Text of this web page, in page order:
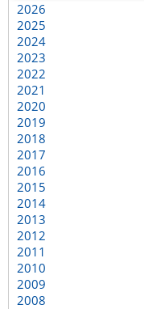
2026
2025
2024
2023
2022
2021
2020
2019
2018
2017
2016
2015
2014
2013
2012
2011
2010
2009
2008